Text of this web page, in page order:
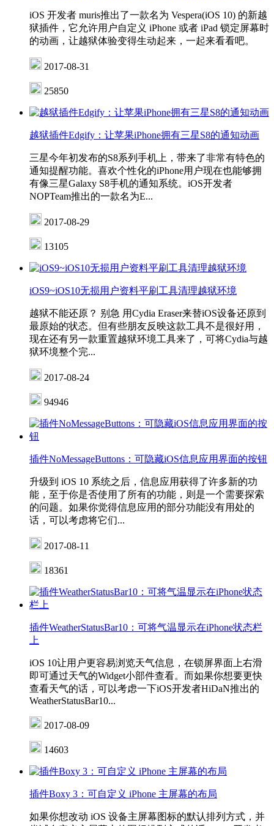
iOS 开发者 muris推出了一款名为 Vespera(iOS 10) 的新越
狱插件，它允许用户自定义 iPhone 或者 iPad 锁定屏幕时
的动画，让越狱体验变得生动起来，一起来看看吧。
2017-08-31
25850
越狱插件Edgify：让苹果iPhone拥有三星S8的通知动画
三星今年初发布的S8系列手机上，带来了非常有特色的
通知提醒功能。喜欢个性化的iPhone用户现在也能够拥
有像三星Galaxy S8手机的通知系统。iOS开发者
NOPTeam推出的一款名为E...
2017-08-29
13105
iOS9~iOS10无损用户资料平刷工具清理越狱环境
越狱不能还原？ 别急 用Cydia Eraser来替iOS设备还原到
最原始的状态。但有些朋友反映这款工具不是很好用，
现在还有另一款重置越狱环境工具来了，可将Cydia与越
狱环境整个完...
2017-08-24
94946
插件NoMessageButtons：可隐藏iOS信息应用界面的按钮
升级到 iOS 10 系统之后，信息应用获得了许多新的功
能，至于你是否使用了所有的功能，则是一个需要探索
的问题。如果你觉得信息应用的部分功能没有用处的
话，可以考虑将它们...
2017-08-11
18361
插件WeatherStatusBar10：可将气温显示在iPhone状态栏
上
iOS 10让用户更容易浏览天气信息，在锁屏界面上右滑
即可通过天气的Widget小部件查看。而如果你想要更快
查看天气的话，可以考虑一下iOS开发者HiDaN推出的
WeatherStatusBar10...
2017-08-09
14603
插件Boxy 3：可自定义 iPhone 主屏幕的布局
如果你想改动 iOS 设备主屏幕图标的默认排列方式，并